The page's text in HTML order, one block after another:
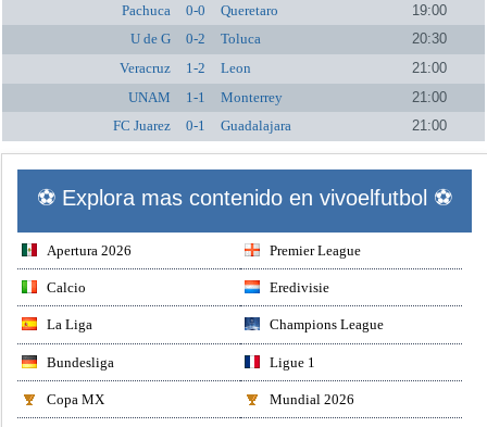
Pachuca
0-0 Queretaro
19:00
U de G
0-2 Toluca
20:30
Veracruz
1-2 Leon
21:00
UNAM
1-1 Monterrey
21:00
FC Juarez
0-1 Guadalajara 21:00
⚽ Explora mas contenido en vivoelfutbol ⚽
Apertura 2026 Premier League
Calcio Eredivisie
La Liga Champions League
Bundesliga Ligue 1
Copa MX Mundial 2026